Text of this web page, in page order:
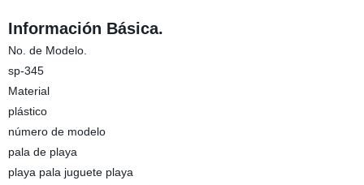
Información Básica.
No. de Modelo.
sp-345
Material
plástico
número de modelo
pala de playa
playa pala juguete playa